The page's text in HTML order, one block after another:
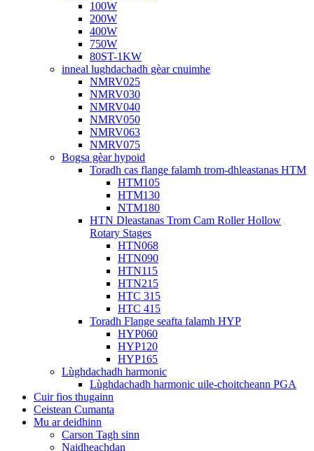
100W
200W
400W
750W
80ST-1KW
inneal lughdachadh gèar cnuimhe
NMRV025
NMRV030
NMRV040
NMRV050
NMRV063
NMRV075
Bogsa gèar hypoid
Toradh cas flange falamh trom-dhleastanas HTM
HTM105
HTM130
NTM180
HTN Dleastanas Trom Cam Roller Hollow
Rotary Stages
HTN068
HTN090
HTN115
HTN215
HTC 315
HTC 415
Toradh Flange seafta falamh HYP
HYP060
HYP120
HYP165
Lùghdachadh harmonic
Lùghdachadh harmonic uile-choitcheann PGA
Cuir fios thugainn
Ceistean Cumanta
Mu ar deidhinn
Carson Tagh sinn
Naidheachdan